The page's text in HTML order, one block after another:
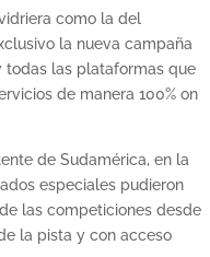
como la del
la nueva campaña
todas las plataformas que
de manera 100% on
de Sudamérica, en la
especiales pudieron
las competiciones desde
la pista y con acceso